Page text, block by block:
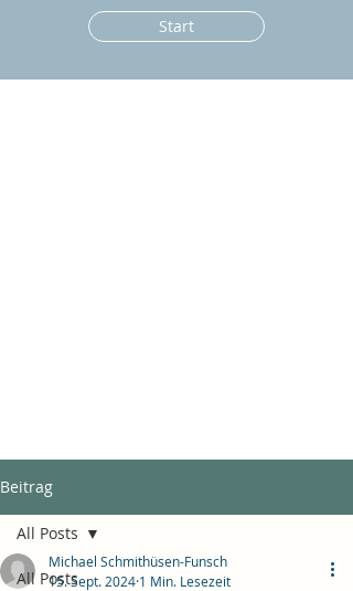
Start
Beitrag
All Posts
All Posts
Michael Schmithüsen-Funsch
15. Sept. 2024 1 Min. Lesezeit